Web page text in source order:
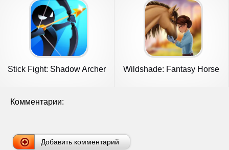
Stick Fight: Shadow Archer
Wildshade: Fantasy Horse
Комментарии:
Добавить комментарий